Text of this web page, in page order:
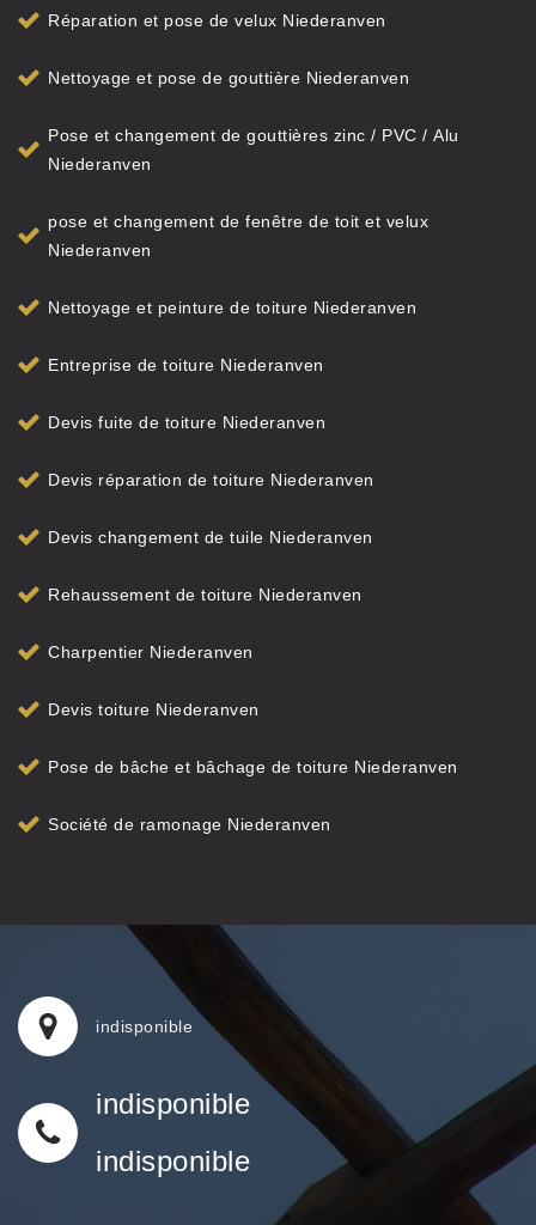
Réparation et pose de velux Niederanven
Nettoyage et pose de gouttière Niederanven
Pose et changement de gouttières zinc / PVC / Alu
Niederanven
pose et changement de fenêtre de toit et velux
Niederanven
Nettoyage et peinture de toiture Niederanven
Entreprise de toiture Niederanven
Devis fuite de toiture Niederanven
Devis réparation de toiture Niederanven
Devis changement de tuile Niederanven
Rehaussement de toiture Niederanven
Charpentier Niederanven
Devis toiture Niederanven
Pose de bâche et bâchage de toiture Niederanven
Société de ramonage Niederanven
indisponible
indisponible
indisponible